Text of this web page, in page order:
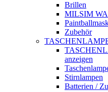
Brillen
MILSIM
Zubehör
anzeigen
Stirnlampen
Batterien /